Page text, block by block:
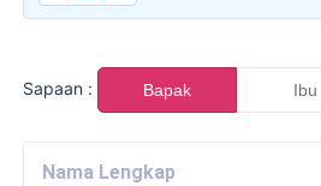
Sapaan : Bapak Ibu